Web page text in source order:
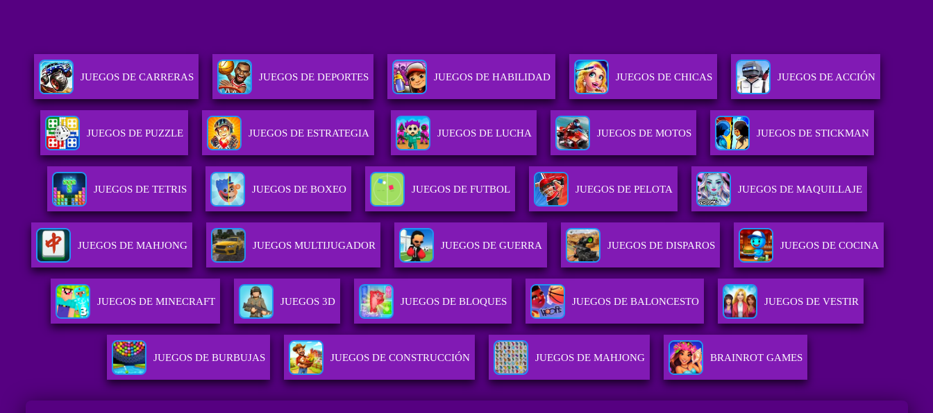
JUEGOS DE CARRERAS JUEGOS DE DEPORTES JUEGOS DE HABILIDAD JUEGOS DE CHICAS JUEGOS DE ACCIÓN
JUEGOS DE PUZZLE JUEGOS DE ESTRATEGIA JUEGOS DE LUCHA JUEGOS DE MOTOS JUEGOS DE STICKMAN
JUEGOS DE TETRIS JUEGOS DE BOXEO JUEGOS DE FUTBOL JUEGOS DE PELOTA JUEGOS DE MAQUILLAJE
JUEGOS DE MAHJONG JUEGOS MULTIJUGADOR JUEGOS DE GUERRA JUEGOS DE DISPAROS JUEGOS DE COCINA
JUEGOS DE MINECRAFT JUEGOS 3D JUEGOS DE BLOQUES JUEGOS DE BALONCESTO JUEGOS DE VESTIR
JUEGOS DE BURBUJAS JUEGOS DE CONSTRUCCIÓN JUEGOS DE MAHJONG BRAINROT GAMES